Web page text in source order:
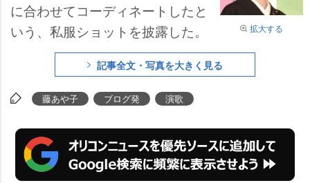
拡大する
に合わせてコーディネートしたと
いう、私服ショットを披露した。
記事全文・写真を大きく見る
藤あや子 ブログ発 演歌